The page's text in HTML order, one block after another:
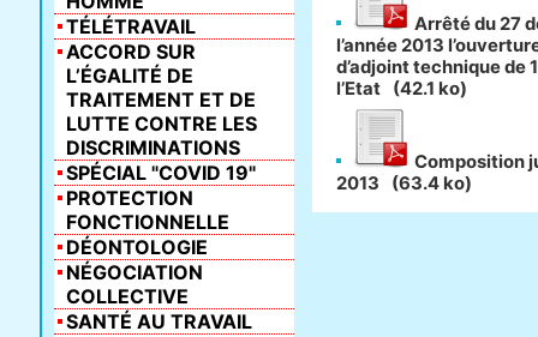
Arrêté du 27
l’année 2013
d’adjoint technique de
l’Etat
(42.1 ko)
Composition
2013
(63.4 ko)
TÉLÉTRAVAIL
ACCORD SUR
L’ÉGALITÉ DE
TRAITEMENT ET DE
LUTTE CONTRE LES
DISCRIMINATIONS
SPÉCIAL "COVID 19"
PROTECTION
FONCTIONNELLE
DÉONTOLOGIE
NÉGOCIATION
COLLECTIVE
SANTÉ AU TRAVAIL